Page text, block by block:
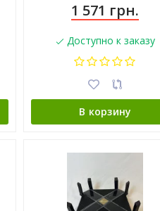
1 571 грн.
Доступно к заказу
В корзину